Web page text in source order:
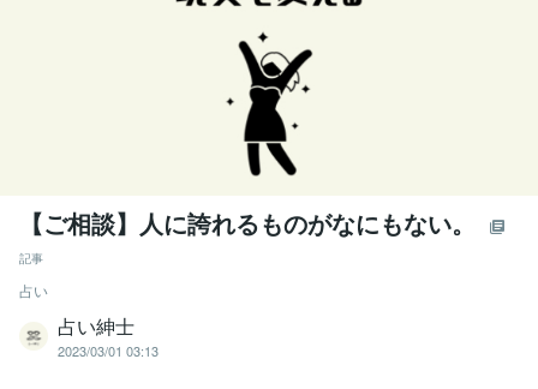
【ご相談】人に誇れるものがなにもない。
記事
占い
占い紳士
2023/03/01 03:13